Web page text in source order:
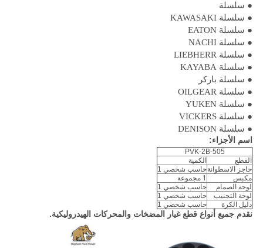
● سلسلة
● سلسلة KAWASAKI
● سلسلة EATON
● سلسلة NACHI
● سلسلة LIEBHERR
● سلسلة KAYABA
● سلسلة باركر
● سلسلة OILGEAR
● سلسلة YUKEN
● سلسلة VICKERS
● سلسلة DENISON
اسم الأجزاء:
PVK-2B-505
القطع
الكمية
حاجز الاسطوانةحاسب شخصي 1
مكبس
1 مجموعة
لوحة الصمام
حاسب شخصي 1
لوحة التجنيب
حاسب شخصي 1
دليل الكرة
حاسب شخصي 1
نقدم جميع أنواع قطع غيار المضخات والمحركات الهيدروليكية.